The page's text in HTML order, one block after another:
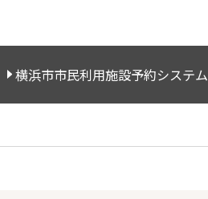
横浜市市民利用施設予約システム